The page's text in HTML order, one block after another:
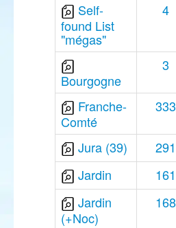
Self-
found List
"mégas"
4
Bourgogne
3
Franche-
Comté
333
Jura (39) 291
Jardin
161
Jardin
(+Noc)
168